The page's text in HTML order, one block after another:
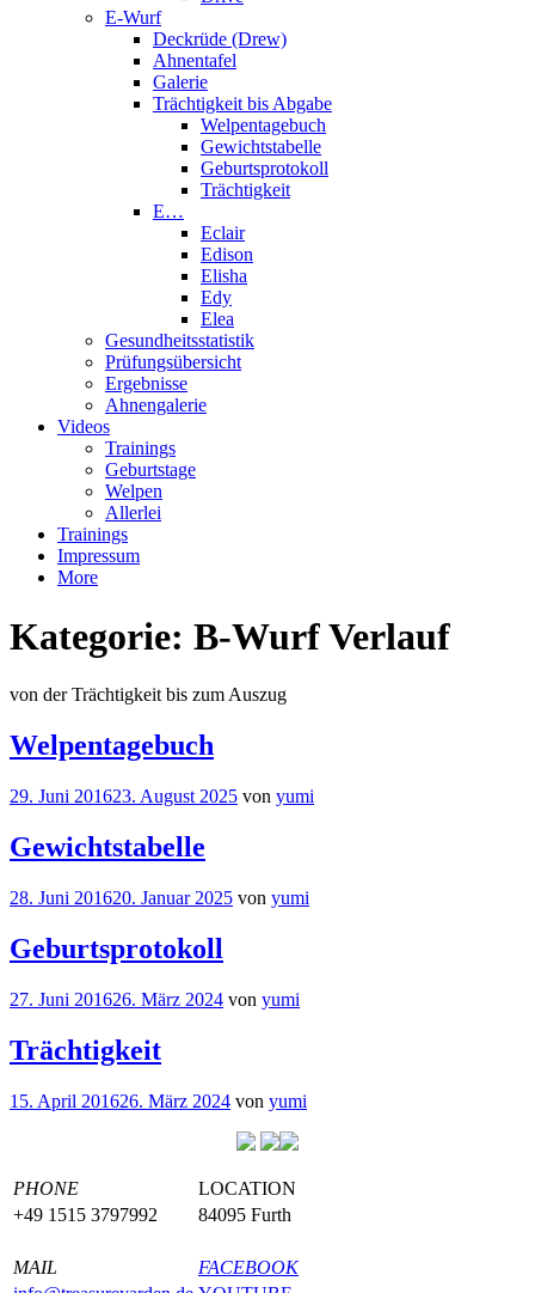
E-Wurf
Deckrüde (Drew)
Ahnentafel
Galerie
Trächtigkeit bis Abgabe
Welpentagebuch
Gewichtstabelle
Geburtsprotokoll
Trächtigkeit
E…
Eclair
Edison
Elisha
Edy
Elea
Gesundheitsstatistik
Prüfungsübersicht
Ergebnisse
Ahnengalerie
Videos
Trainings
Geburtstage
Welpen
Allerlei
Trainings
Impressum
More
Kategorie: B-Wurf Verlauf
von der Trächtigkeit bis zum Auszug
Welpentagebuch
29. Juni 201623. August 2025 von yumi
Gewichtstabelle
28. Juni 201620. Januar 2025 von yumi
Geburtsprotokoll
27. Juni 201626. März 2024 von yumi
Trächtigkeit
15. April 201626. März 2024 von yumi
PHONE
LOCATION
+49 1515 3797992
84095 Furth
MAIL
FACEBOOK